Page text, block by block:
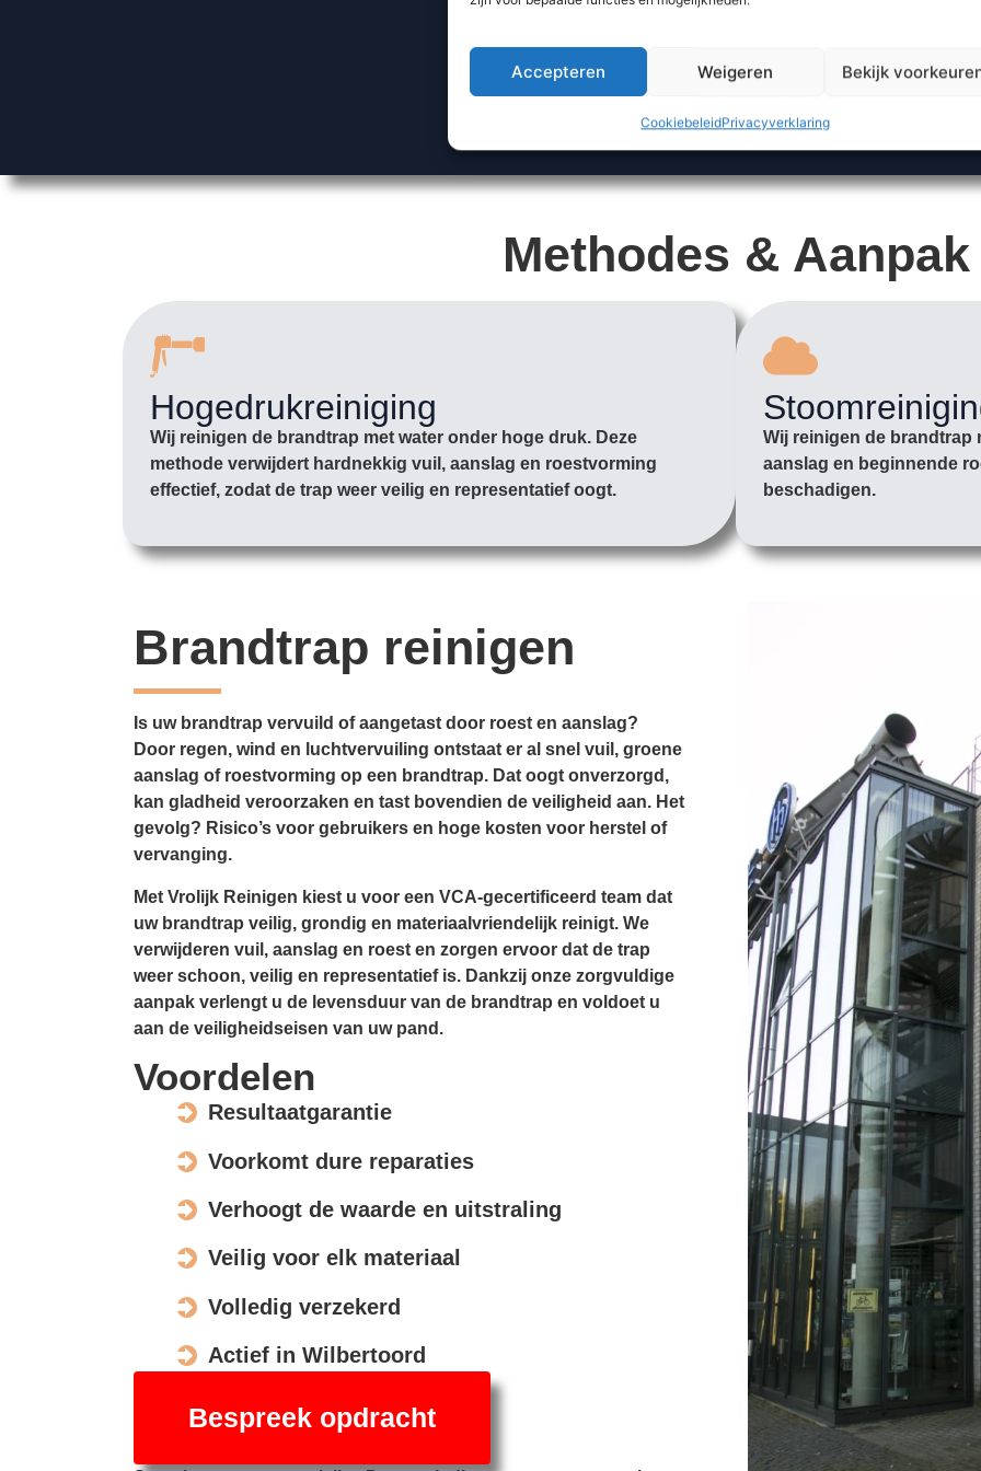
Accepteren Weigeren Bekijk
CookiebeleidPrivacyverklaring
Methodes & Aanpak
Hogedrukreiniging
Wij reinigen de brandtrap met water onder hoge druk. Deze
methode verwijdert hardnekkig vuil, aanslag en roestvorming
effectief, zodat de trap weer veilig en representatief oogt.
Wij reinigen de brandtrap
aanslag en beginnende
beschadigen.
Brandtrap reinigen
Is uw brandtrap vervuild of aangetast door roest en aanslag?
Door regen, wind en luchtvervuiling ontstaat er al snel vuil, groene
aanslag of roestvorming op een brandtrap. Dat oogt onverzorgd,
kan gladheid veroorzaken en tast bovendien de veiligheid aan. Het
gevolg? Risico’s voor gebruikers en hoge kosten voor herstel of
vervanging.
Met Vrolijk Reinigen kiest u voor een VCA-gecertificeerd team dat
uw brandtrap veilig, grondig en materiaalvriendelijk reinigt. We
verwijderen vuil, aanslag en roest en zorgen ervoor dat de trap
weer schoon, veilig en representatief is. Dankzij onze zorgvuldige
aanpak verlengt u de levensduur van de brandtrap en voldoet u
aan de veiligheidseisen van uw pand.
Voordelen
Resultaatgarantie
Voorkomt dure reparaties
Verhoogt de waarde en uitstraling
Veilig voor elk materiaal
Volledig verzekerd
Actief in Wilbertoord
Bespreek opdracht